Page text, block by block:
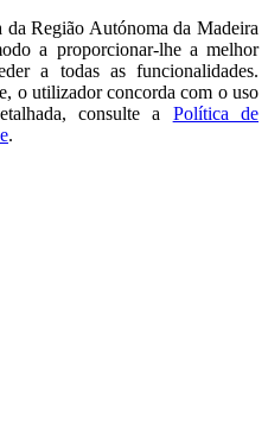
Região Autónoma da Madeira
a proporcionar-lhe a melhor
a todas as funcionalidades.
o utilizador concorda com o uso
consulte a
Política de
.